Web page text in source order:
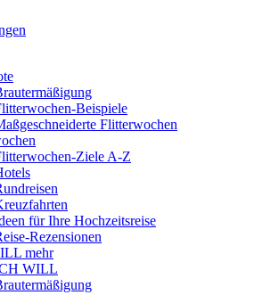
Beispiele
Flitterwochen
Ziele A-Z
für Ihre Hochzeitsreise
Rezensionen
mehr
WILL